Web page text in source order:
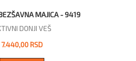
MAJICA - 9419
DONJI VEŠ
7.440,00 RSD